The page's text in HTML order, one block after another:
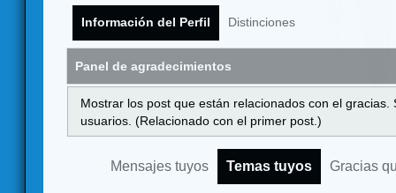
Información del Perfil Distinciones
Panel de agradecimientos
Mostrar los post que están relacionados con el
usuarios. (Relacionado con el primer post.)
Mensajes tuyos Temas tuyos Gracias